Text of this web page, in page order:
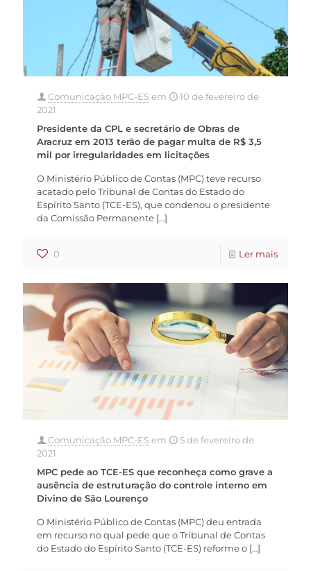
Comunicação MPC-ESem
10 de fevereiro de
2021
Presidente da CPL e secretário de Obras de
Aracruz em 2013 terão de pagar multa de R$ 3,5
mil por irregularidades em licitações
O Ministério Público de Contas (MPC) teve recurso
acatado pelo Tribunal de Contas do Estado do
Espírito Santo (TCE-ES), que condenou o presidente
da Comissão Permanente […]
0 Ler mais
Comunicação MPC-ESem
5 de fevereiro de
2021
MPC pede ao TCE-ES que reconheça como grave a
ausência de estruturação do controle interno em
Divino de São Lourenço
O Ministério Público de Contas (MPC) deu entrada
em recurso no qual pede que o Tribunal de Contas
do Estado do Espírito Santo (TCE-ES) reforme o […]